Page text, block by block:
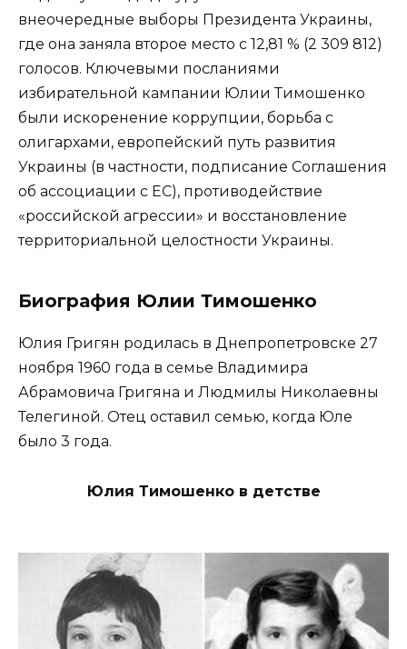
внеочередные выборы Президента Украины,
где она заняла второе место с 12,81 % (2 309 812)
голосов. Ключевыми посланиями
избирательной кампании Юлии Тимошенко
были искоренение коррупции, борьба с
олигархами, европейский путь развития
Украины (в частности, подписание Соглашения
об ассоциации с ЕС), противодействие
«российской агрессии» и восстановление
территориальной целостности Украины.
Биография Юлии Тимошенко
Юлия Григян родилась в Днепропетровске 27
ноября 1960 года в семье Владимира
Абрамовича Григяна и Людмилы Николаевны
Телегиной. Отец оставил семью, когда Юле
было 3 года.
Юлия Тимошенко в детстве